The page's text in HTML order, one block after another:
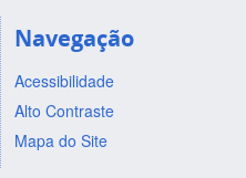
Navegação
Acessibilidade
Alto Contraste
Mapa do Site